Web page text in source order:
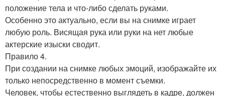
положение тела и что-либо сделать руками.
Особенно это актуально, если вы на снимке играет
любую роль. Висящая рука или руки на нет любые
актерские изыски сводит.
Правило 4.
При создании на снимке любых эмоций, изображайте их
только непосредственно в момент съемки.
Человек, чтобы естественно выглядеть в кадре, должен